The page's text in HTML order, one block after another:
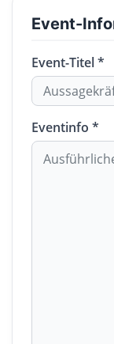
Event-
Event-Titel *
Eventinfo *